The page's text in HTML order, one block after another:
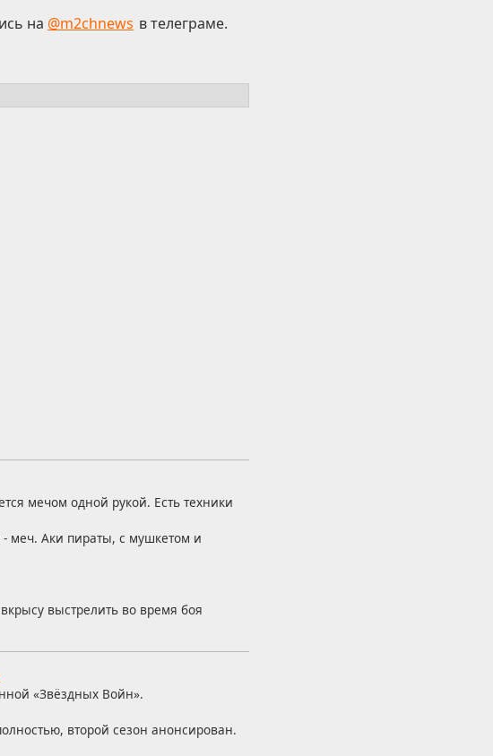
на @m2chnews в телеграме.
мечом одной рукой. Есть техники
- меч. Аки пираты, с мушкетом и
выстрелить во время боя
«Звёздных Войн».
второй сезон анонсирован.